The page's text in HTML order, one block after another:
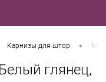
Карнизы для штор •
глянец,